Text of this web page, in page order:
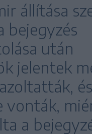
állítása
bejegyzés
után
jelentek
és
vonták,
a